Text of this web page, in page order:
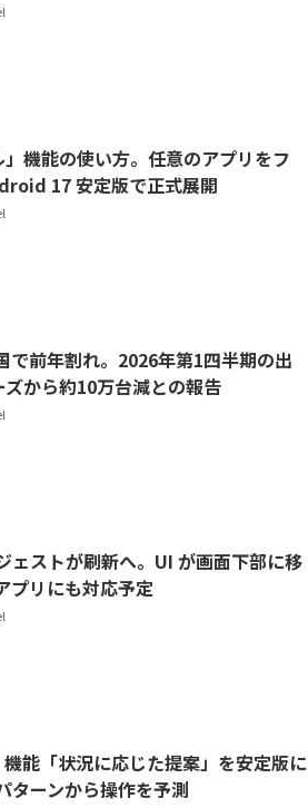
機能の使い方。任意のアプリをフ
17 安定版で正式展開
で前年割れ。2026年第1四半期の出
から約10万台減との報告
ェストが刷新へ。UI が画面下部に移
プリにも対応予定
能「状況に応じた提案」を安定版に
ターンから操作を予測